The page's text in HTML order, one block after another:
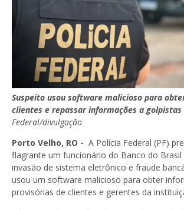
Suspeito usou software malicioso para
clientes e repassar informações a golpistas
Federal/divulgação
Porto Velho, RO - A Polícia Federal (PF)
flagrante um funcionário do Banco do Brasil
invasão de sistema eletrônico e fraude
usou um software malicioso para obter
provisórias de clientes e gerentes da